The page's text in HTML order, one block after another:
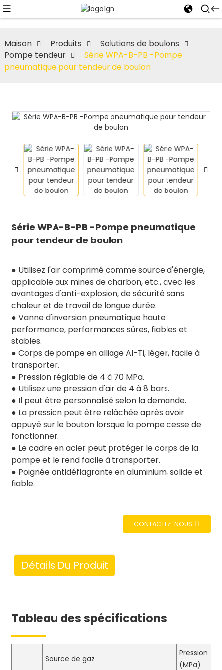
Maison Produits
Solutions de boulons
Pompe tendeur
Série WPA-B-PB -Pompe
pneumatique pour tendeur de boulon
Série WPA-B-PB -Pompe pneumatique
pour tendeur de boulon
● Utilisez l'air comprimé comme source d'énergie,
applicable aux mines de charbon, etc., avec les
avantages d'anti-explosion, de sécurité sans
chaleur et de travail de longue durée.
● Vanne d'inversion pneumatique haute
performance, performances sûres, fiables et
stables.
● Corps de pompe en alliage Al-Ti, léger, facile à
transporter.
● Pression réglable de 4 à 70 MPa.
● Utilisez une pression d'air de 4 à 8 bars.
● Il peut être personnalisé selon la demande.
● La pression peut être relâchée après avoir
appuyé sur le bouton lorsque la pompe cesse de
fonctionner.
● Le cadre en acier peut protéger le corps de la
pompe et le rend facile à transporter.
● Poignée antidéflagrante en aluminium, solide et
fiable.
CONTACTEZ-NOUS
Détails Du Produit
Tableau des spécifications
Source de gaz
Pression
(MPa)